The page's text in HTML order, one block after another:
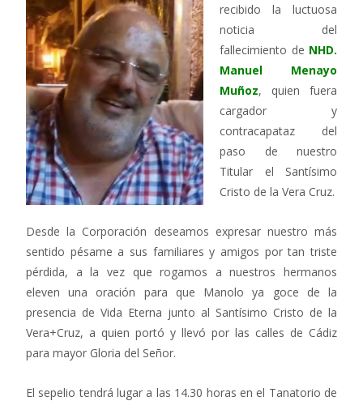
recibido la luctuosa
noticia del
fallecimiento de NHD.
Manuel Menayo
Muñoz, quien fuera
cargador y
contracapataz del
paso de nuestro
Titular el Santísimo
Cristo de la Vera Cruz.
Desde la Corporación deseamos expresar nuestro más
sentido pésame a sus familiares y amigos por tan triste
pérdida, a la vez que rogamos a nuestros hermanos
eleven una oración para que Manolo ya goce de la
presencia de Vida Eterna junto al Santísimo Cristo de la
Vera+Cruz, a quien portó y llevó por las calles de Cádiz
para mayor Gloria del Señor.
El sepelio tendrá lugar a las 14.30 horas en el Tanatorio de